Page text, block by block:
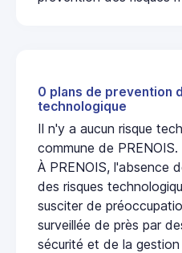
0 plans de prevention
technologique
Il n'y a aucun risque
commune de PRENOIS.
À PRENOIS, l'absence
des risques
susciter de
surveillée de près par
sécurité et de la gestion